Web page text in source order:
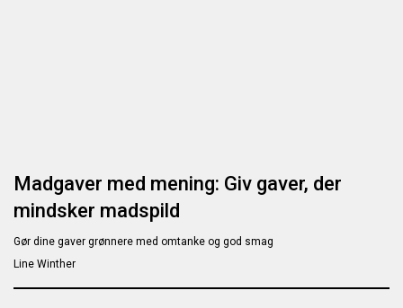
Madgaver med mening: Giv gaver, der
mindsker madspild
Gør dine gaver grønnere med omtanke og god smag
Line Winther